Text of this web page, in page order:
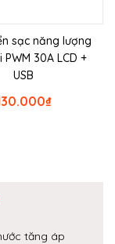
sạc năng lượng
30A LCD +
USB
₫
tăng áp